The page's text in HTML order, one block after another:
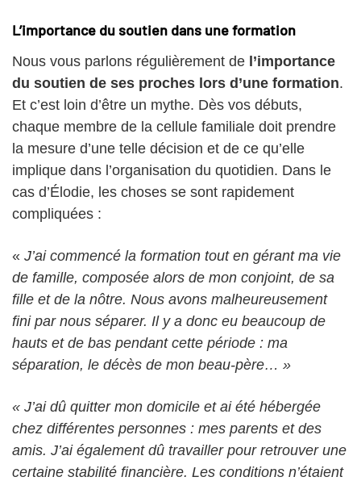
L’importance du soutien dans une formation
Nous vous parlons régulièrement de l’importance
du soutien de ses proches lors d’une formation.
Et c’est loin d’être un mythe. Dès vos débuts,
chaque membre de la cellule familiale doit prendre
la mesure d’une telle décision et de ce qu’elle
implique dans l’organisation du quotidien. Dans le
cas d’Élodie, les choses se sont rapidement
compliquées :
« J’ai commencé la formation tout en gérant ma vie
de famille, composée alors de mon conjoint, de sa
fille et de la nôtre. Nous avons malheureusement
fini par nous séparer. Il y a donc eu beaucoup de
hauts et de bas pendant cette période : ma
séparation, le décès de mon beau-père… »
« J’ai dû quitter mon domicile et ai été hébergée
chez différentes personnes : mes parents et des
amis. J’ai également dû travailler pour retrouver une
certaine stabilité financière. Les conditions n’étaient